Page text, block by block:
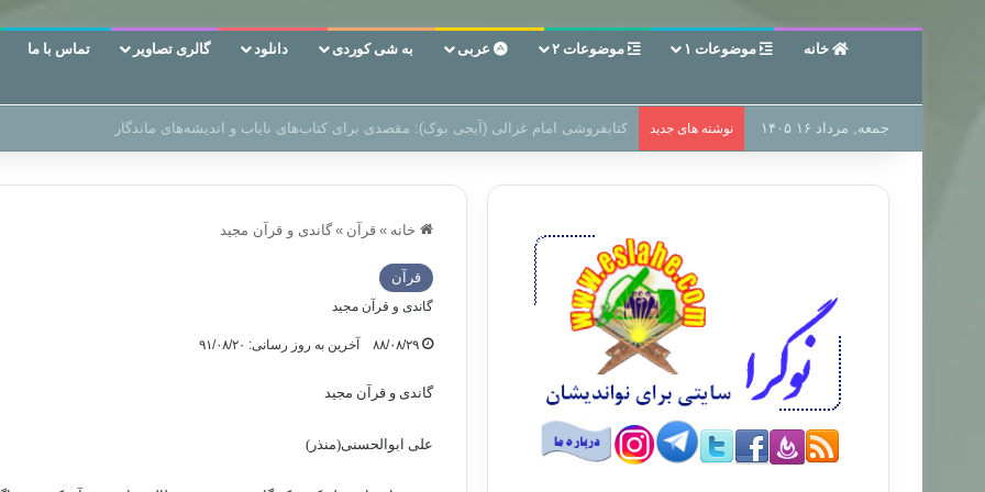
خانه موضوعات ۱ موضوعات ۲ عربی به شی کوردی دانلود گالری تصاویر تماس با ما
جمعه, مرداد ۱۶ ۱۴۰۵ نوشته های جدید سر دفتر فساد در زمین‌، دوری وکناره‌گیری از راه خداست‌!
خانه » قرآن » گاندی و قرآن مجید
قرآن
گاندی و قرآن مجید
۸۸/۰۸/۲۹ آخرین به روز رسانی: ۹۱/۰۸/۲۰
گاندی و قرآن مجید
علی ابوالحسنی(منذر)